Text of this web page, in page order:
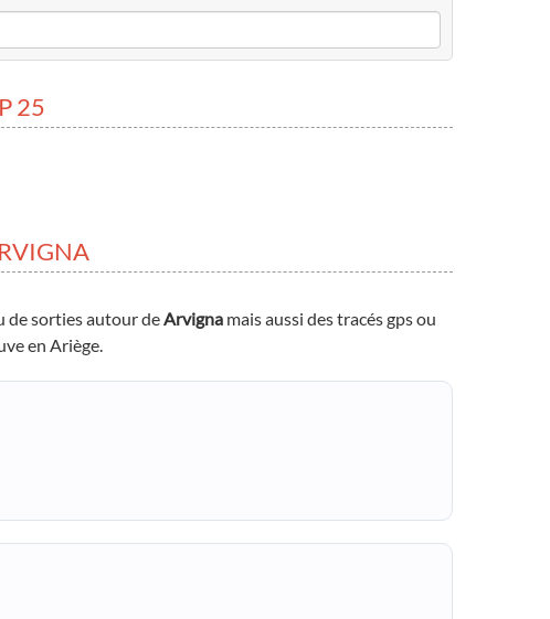
25
de sorties autour deArvigna mais aussi des tracés gps ou
en Ariège.